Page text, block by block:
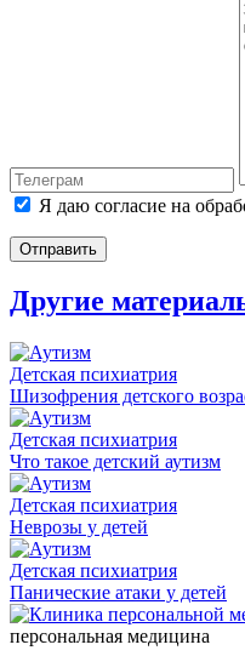
Я даю согласие на
Отправить
Другие
Детская психиатрия
Шизофрения детского
Детская психиатрия
Что такое детский аутизм
Детская психиатрия
Неврозы у детей
Детская психиатрия
Панические атаки у детей
персональная медицина